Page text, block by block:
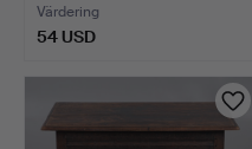
Värdering
54 USD